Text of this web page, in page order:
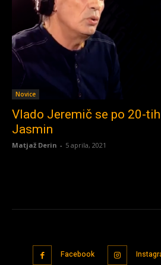
Novice
Vlado Jeremič se po 20-
Jasmin
Matjaž Derin - 5 aprila, 2021
Facebook